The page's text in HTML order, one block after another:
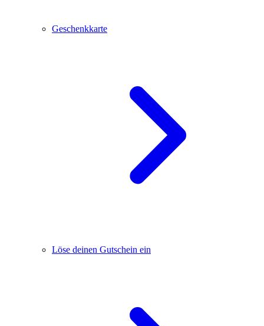
Geschenkkarte
Löse deinen Gutschein ein